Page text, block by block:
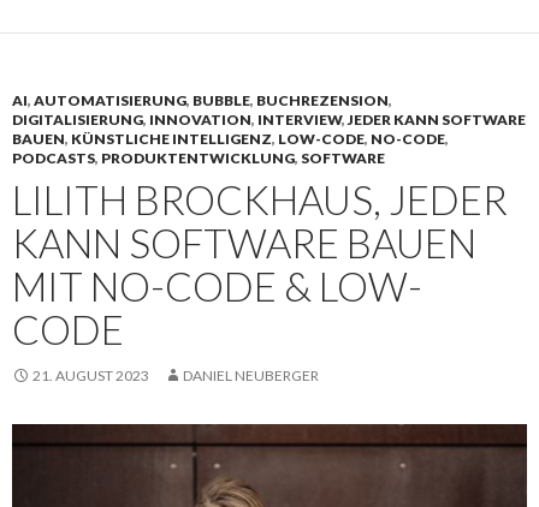
AI, AUTOMATISIERUNG, BUBBLE, BUCHREZENSION,
DIGITALISIERUNG, INNOVATION, INTERVIEW,JEDER KANN SOFTWARE
BAUEN, KÜNSTLICHE INTELLIGENZ, LOW-CODE, NO-CODE,
PODCASTS, PRODUKTENTWICKLUNG, SOFTWARE
LILITH BROCKHAUS, JEDER
KANN SOFTWARE BAUEN
MIT NO-CODE & LOW-
CODE
21. AUGUST 2023 DANIEL NEUBERGER